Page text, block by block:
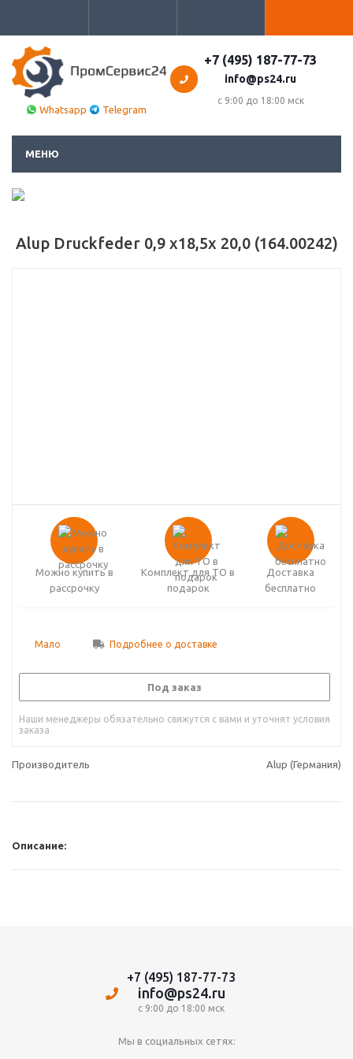
Whatsapp Telegram
+7 (495) 187-77-73
info@ps24.ru
с 9:00 до 18:00 мск
МЕНЮ
Alup Druckfeder 0,9 x18,5x 20,0 (164.00242)
Можно купить в
рассрочку
Комплект для ТО в
подарок
Доставка
бесплатно
Мало Подробнее о доставке
Под заказ
Наши менеджеры обязательно свяжутся с вами и уточнят условия
заказа
Производитель Alup (Германия)
Описание:
+7 (495) 187-77-73
info@ps24.ru
с 9:00 до 18:00 мск
Мы в социальных сетях: